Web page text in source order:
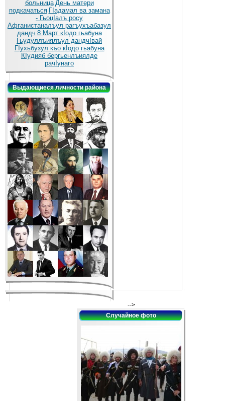
больница День матери
подкачаться ГIадамал ва замана
- ГьоцIалъ росу
Афганистаналъул рагъухъабазул
дандч 8 Март кIодо гьабуна
Гьудуллъиялъул дандчIвай
ГIухьбузул къо кIодо гьабуна
КIудияб бергьенлъиялде
рачIунаго
Выдающиеся личности района
-->
Случайное фото